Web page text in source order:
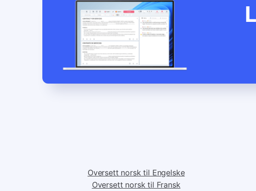
Oversett norsk til Engelske
Oversett norsk til Fransk